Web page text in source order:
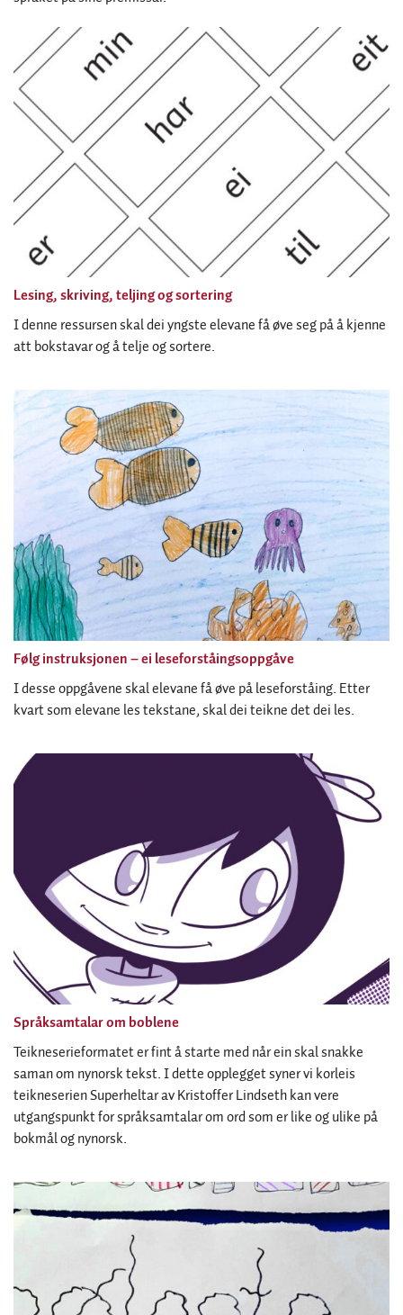
Lesing, skriving, teljing og sortering
I denne ressursen skal dei yngste elevane få øve seg på å kjenne
att bokstavar og å telje og sortere.
Følg instruksjonen – ei leseforståingsoppgåve
I desse oppgåvene skal elevane få øve på leseforståing. Etter
kvart som elevane les tekstane, skal dei teikne det dei les.
Språksamtalar om boblene
Teikneserieformatet er fint å starte med når ein skal snakke
saman om nynorsk tekst. I dette opplegget syner vi korleis
teikneserien Superheltar av Kristoffer Lindseth kan vere
utgangspunkt for språksamtalar om ord som er like og ulike på
bokmål og nynorsk.